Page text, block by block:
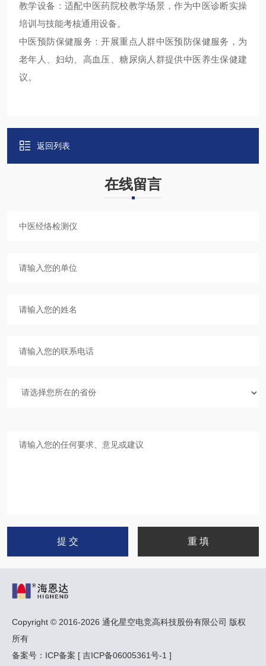
教学设备：适配中医药院校教学场景，作为中医诊断实操
培训与技能考核通用设备。
中医预防保健服务：开展重点人群中医预防保健服务，为
老年人、妇幼、高血压、糖尿病人群提供中医养生保健建
议。
返回列表
在线留言
Copyright © 2016-2026 通化星空电竞高科技股份有限公司 版权
所有
备案号：ICP备案 [ 吉ICP备06005361号-1 ]